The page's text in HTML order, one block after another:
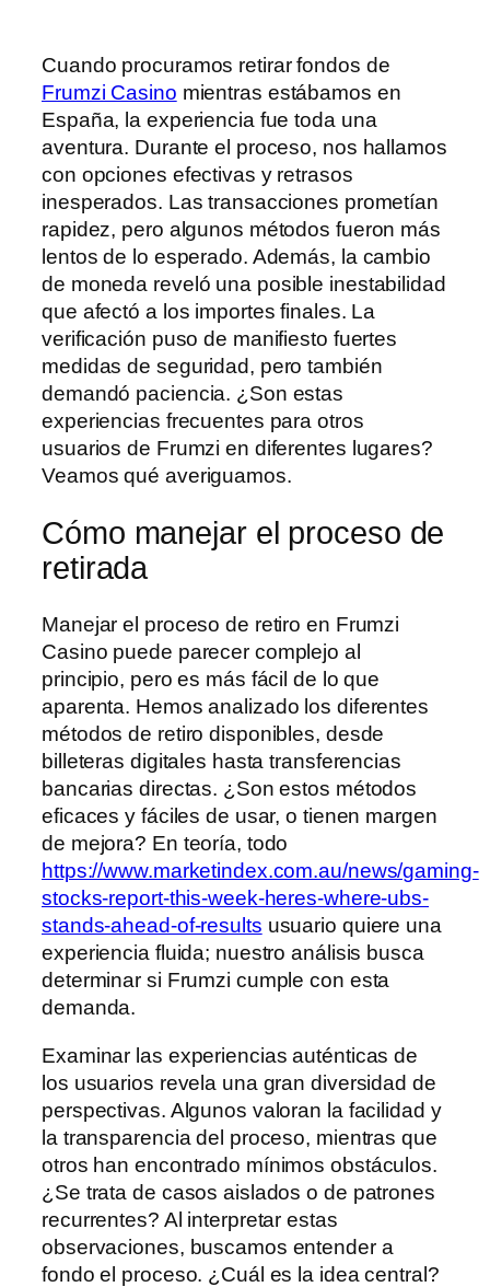
Cuando procuramos retirar fondos de
Frumzi Casino mientras estábamos en
España, la experiencia fue toda una
aventura. Durante el proceso, nos hallamos
con opciones efectivas y retrasos
inesperados. Las transacciones prometían
rapidez, pero algunos métodos fueron más
lentos de lo esperado. Además, la cambio
de moneda reveló una posible inestabilidad
que afectó a los importes finales. La
verificación puso de manifiesto fuertes
medidas de seguridad, pero también
demandó paciencia. ¿Son estas
experiencias frecuentes para otros
usuarios de Frumzi en diferentes lugares?
Veamos qué averiguamos.
Cómo manejar el proceso de
retirada
Manejar el proceso de retiro en Frumzi
Casino puede parecer complejo al
principio, pero es más fácil de lo que
aparenta. Hemos analizado los diferentes
métodos de retiro disponibles, desde
billeteras digitales hasta transferencias
bancarias directas. ¿Son estos métodos
eficaces y fáciles de usar, o tienen margen
de mejora? En teoría, todo
https://www.marketindex.com.au/news/gaming-
stocks-report-this-week-heres-where-ubs-
stands-ahead-of-results usuario quiere una
experiencia fluida; nuestro análisis busca
determinar si Frumzi cumple con esta
demanda.
Examinar las experiencias auténticas de
los usuarios revela una gran diversidad de
perspectivas. Algunos valoran la facilidad y
la transparencia del proceso, mientras que
otros han encontrado mínimos obstáculos.
¿Se trata de casos aislados o de patrones
recurrentes? Al interpretar estas
observaciones, buscamos entender a
fondo el proceso. ¿Cuál es la idea central?